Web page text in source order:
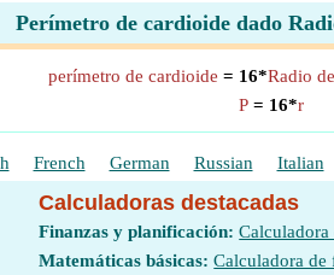
Perímetro de cardioide dado
perímetro de cardioide = 16*Radio
P = 16*r
French German Russian Italian
Calculadoras destacadas
Finanzas y planificación:
Matemáticas básicas: Calculadora de